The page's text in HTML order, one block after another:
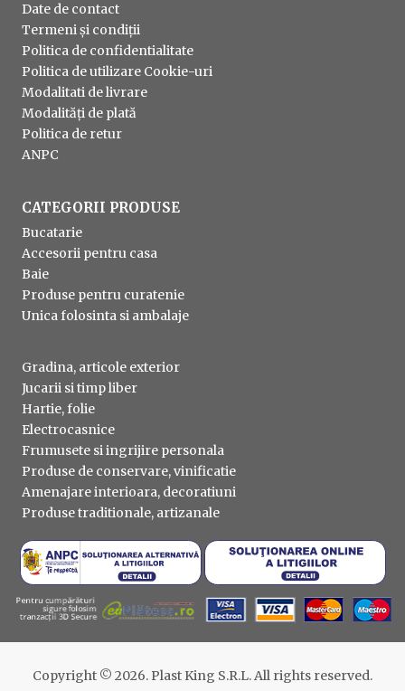
Date de contact
Termeni și condiții
Politica de confidentialitate
Politica de utilizare Cookie-uri
Modalitati de livrare
Modalități de plată
Politica de retur
ANPC
CATEGORII PRODUSE
Bucatarie
Accesorii pentru casa
Baie
Produse pentru curatenie
Unica folosinta si ambalaje
Gradina, articole exterior
Jucarii si timp liber
Hartie, folie
Electrocasnice
Frumusete si ingrijire personala
Produse de conservare, vinificatie
Amenajare interioara, decoratiuni
Produse traditionale, artizanale
Copyright © 2026. Plast King S.R.L. All rights reserved.